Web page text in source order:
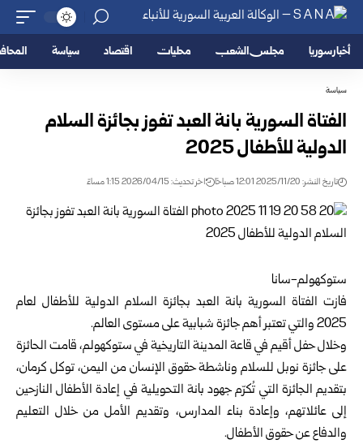
أخبار سوريا مجلس الشعب محليات اقتصاد سياسة
سياسة
الفتاة السورية بانة العبد تفوز بجائزة السلام
الدولية للأطفال 2025
تاريخ النشر: 2025/11/20 12:01 صباحًا اخر تحديث: 2026/04/15 1:15 مساءً
ستوكهولم-سانا
فازت الفتاة السورية بانة العبد بجائزة السلام الدولية للأطفال لعام
2025 والتي تعتبر أهم جائزة شبابية على مستوى العالم.
وخلال حفل أقيم في قاعة المدينة التاريخية في ستوكهولم، قامت الحائزة
على جائزة نوبل للسلام وناشطة حقوق الإنسان من اليمن، توكل كرمان،
بتقديم الجائزة التي تُكرّم جهود بانة التحويلية في إعادة الأطفال النازحين
إلى عائلاتهم، وإعادة بناء المدارس، وتقديم الأمل من خلال التعليم
والدفاع عن حقوق الأطفال.